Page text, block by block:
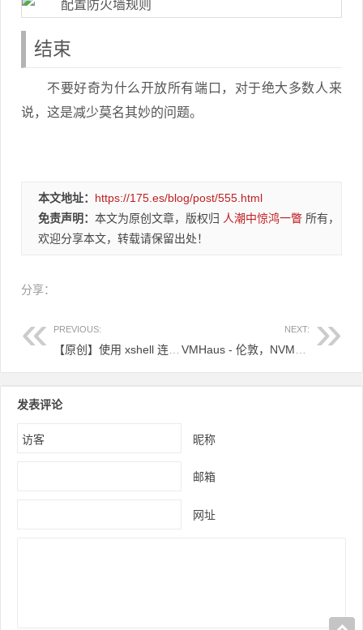
结束
不要好奇为什么开放所有端口，对于绝大多数人来
说，这是减少莫名其妙的问题。
本文地址： https://175.es/blog/post/555.html
免责声明： 本文为原创文章，版权归 人潮中惊鸿一瞥 所有，
欢迎分享本文，转载请保留出处！
分享：
PREVIOUS: NEXT:
发表评论
昵称
邮箱
网址